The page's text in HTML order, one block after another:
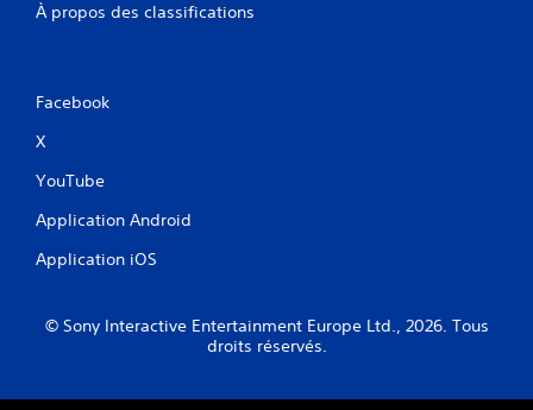
À propos des classifications
Facebook
X
YouTube
Application Android
Application iOS
© Sony Interactive Entertainment Europe Ltd., 2026. Tous
droits réservés.